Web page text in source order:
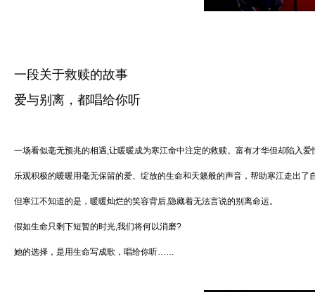
一段关于救赎的故事
爱与别离，都唱给你听
一场看似毫无预兆的相遇,让暖暖成为寒江命中注定的救赎。富有才华但却陷入
乐观积极的暖暖用毫无保留的爱、绽放的生命和天籁般的声音，帮助寒江走出
但寒江不知道的是，暖暖灿烂的笑容背后,隐藏着无法言说的别离命运。
假如生命只剩下短暂的时光,我们将何以消磨?
她的选择，是用生命写成歌，唱给你听……